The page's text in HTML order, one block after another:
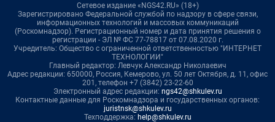
Сетевое издание «NGS42.RU» (18+)
Зарегистрировано Федеральной службой по надзору в сфере связи,
информационных технологий и массовых коммуникаций
(Роскомнадзор). Регистрационный номер и дата принятия решения о
регистрации - ЭЛ № ФС 77-78817 от 07.08.2020 г.
Учредитель: Общество с ограниченной ответственностью "ИНТЕРНЕТ
ТЕХНОЛОГИИ"
Главный редактор: Левчук Александр Николаевич
Адрес редакции: 650000, Россия, Кемерово, ул. 50 лет Октября, д. 11, офис
201, телефон +7 (3842) 23-22-60
Электронный адрес редакции: ngs42@shkulev.ru
Контактные данные для Роскомнадзора и государственных органов:
juristnsk@shkulev.ru
Техподдержка: help@shkulev.ru